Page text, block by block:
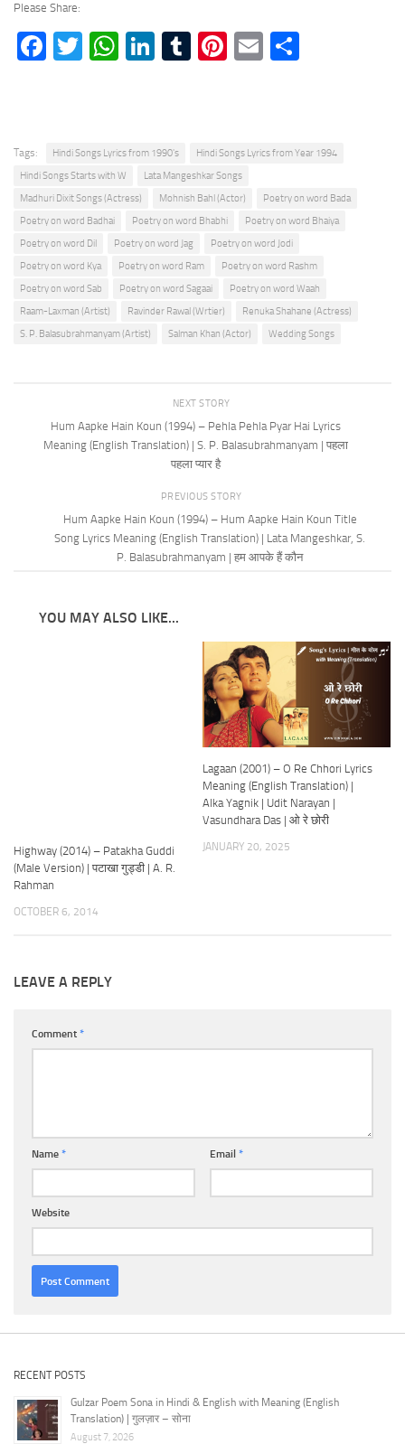
Please Share:
Facebook
TwitterWhatsApp
LinkedIn
TumblrPinterest
Email
Tags: Hindi Songs Lyrics from 1990's
Hindi Songs Lyrics from Year 1994
Hindi Songs Starts with W
Lata Mangeshkar Songs
Madhuri Dixit Songs (Actress)
Mohnish Bahl (Actor)
Poetry on word Bada
Poetry on word Badhai
Poetry on word Bhabhi
Poetry on word Bhaiya
Poetry on word Dil
Poetry on word Jag
Poetry on word Jodi
Poetry on word Kya
Poetry on word Ram
Poetry on word Rashm
Poetry on word Sab
Poetry on word Sagaai
Poetry on word Waah
Raam-Laxman (Artist)
Ravinder Rawal (Wrtier)
Renuka Shahane (Actress)
S. P. Balasubrahmanyam (Artist)
Salman Khan (Actor) Wedding Songs
NEXT STORY
Hum Aapke Hain Koun (1994) – Pehla Pehla Pyar Hai Lyrics
Meaning (English Translation) | S. P. Balasubrahmanyam | पहला
पहला प्यार है
PREVIOUS STORY
Hum Aapke Hain Koun (1994) – Hum Aapke Hain Koun Title
Song Lyrics Meaning (English Translation) | Lata Mangeshkar, S.
P. Balasubrahmanyam | हम आपके हैं कौन
YOU MAY ALSO LIKE...
Highway (2014) – Patakha Guddi
(Male Version) | पटाखा गुड्डी | A. R.
Rahman
OCTOBER 6, 2014
Lagaan (2001) – O Re Chhori Lyrics
Meaning (English Translation) |
Alka Yagnik | Udit Narayan |
Vasundhara Das | ओ रे छोरी
JANUARY 20, 2025
LEAVE A REPLY
Comment *
Name * Email *
Website
RECENT POSTS
Gulzar Poem Sona in Hindi & English with Meaning (English
Translation) | गुलज़ार – सोना
August 7, 2026